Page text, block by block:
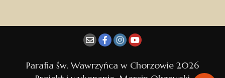
na swoją skrzynkę.
Parafia św. Wawrzyńca w Chorzowie 2026